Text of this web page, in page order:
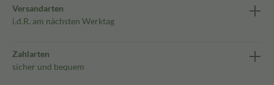
Versandarten
i.d.R. am nächsten Werktag
Zahlarten
sicher und bequem